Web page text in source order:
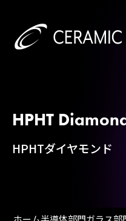
HPHT
HPHTダイヤモンド